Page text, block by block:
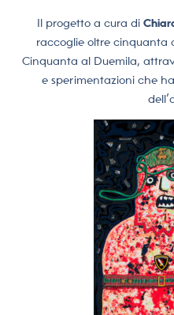
Il progetto a cura di
raccoglie oltre cinquanta
Cinquanta al Duemila,
e sperimentazioni che